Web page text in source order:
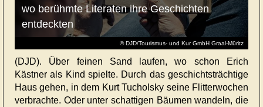
© DJD/Tourismus- und Kur GmbH Graal-Müritz
wo berühmte Literaten ihre Geschichten
entdeckten
(DJD). Über feinen Sand laufen, wo schon Erich
Kästner als Kind spielte. Durch das geschichtsträchtige
Haus gehen, in dem Kurt Tucholsky seine Flitterwochen
verbrachte. Oder unter schattigen Bäumen wandeln, die